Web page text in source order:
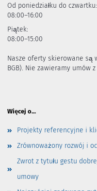
Od poniedziałku do czwartku:
08:00–16:00
Piątek:
08:00–15:00
Nasze oferty skierowane są
BGB). Nie zawieramy umów
Więcej o...
Projekty referencyjne i
Zrównoważony rozwój i
Zwrot z tytułu gestu
umowy